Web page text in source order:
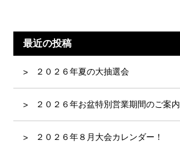
最近の投稿
２０２６年夏の大抽選会
２０２６年お盆特別営業期間のご案内
２０２６年８月大会カレンダー！